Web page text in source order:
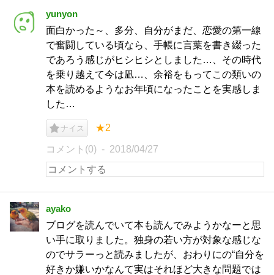
yunyon
面白かった～、多分、自分がまだ、恋愛の第一線
で奮闘している頃なら、手帳に言葉を書き綴った
であろう感じがヒシヒシとしました…、その時代
を乗り越えて今は凪…、余裕をもってこの類いの
本を読めるようなお年頃になったことを実感しま
した…
ナイス ★2
コメント(0) 2018/04/27
ayako
ブログを読んでいて本も読んでみようかなーと思
い手に取りました。独身の若い方が対象な感じな
のでサラーっと読みましたが、おわりにの“自分を
好きか嫌いかなんて実はそれほど大きな問題では